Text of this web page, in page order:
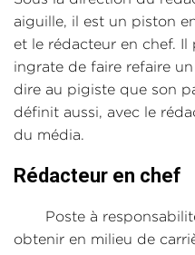
aiguille, il est un piston
et le rédacteur en chef.
ingrate de faire refaire
dire au pigiste que son
définit aussi, avec le
du média.
Rédacteur en chef
Poste à
obtenir en milieu de